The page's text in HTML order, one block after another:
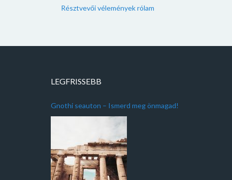
Résztvevői vélemények rólam
LEGFRISSEBB
Gnothi seauton – Ismerd meg önmagad!